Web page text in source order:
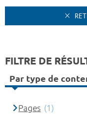
FILTRE DE
Par type de
Pages (1)